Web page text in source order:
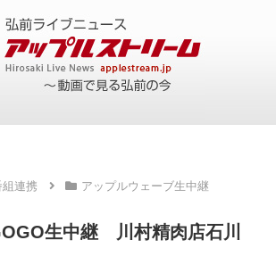
組連携 アップルウェーブ生中継
生中継 川村精肉店石川